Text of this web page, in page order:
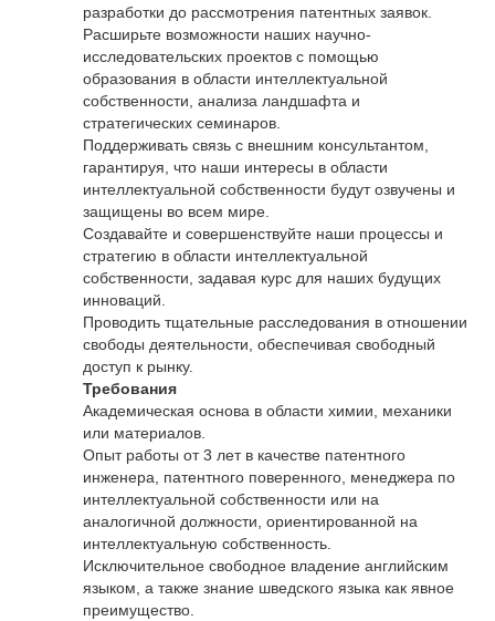
разработки до рассмотрения патентных заявок.
Расширьте возможности наших научно-
исследовательских проектов с помощью
образования в области интеллектуальной
собственности, анализа ландшафта и
стратегических семинаров.
Поддерживать связь с внешним консультантом,
гарантируя, что наши интересы в области
интеллектуальной собственности будут озвучены и
защищены во всем мире.
Создавайте и совершенствуйте наши процессы и
стратегию в области интеллектуальной
собственности, задавая курс для наших будущих
инноваций.
Проводить тщательные расследования в отношении
свободы деятельности, обеспечивая свободный
доступ к рынку.
Требования
Академическая основа в области химии, механики
или материалов.
Опыт работы от 3 лет в качестве патентного
инженера, патентного поверенного, менеджера по
интеллектуальной собственности или на
аналогичной должности, ориентированной на
интеллектуальную собственность.
Исключительное свободное владение английским
языком, а также знание шведского языка как явное
преимущество.